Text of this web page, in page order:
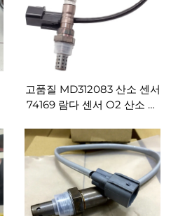
고품질 MD312083 산소 센서
74169 람다 센서 O2 산소 센
제로 1.6L, 2.0L, 3.0L용